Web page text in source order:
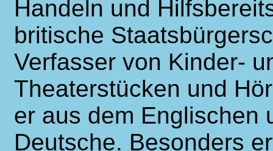
Handeln und
britische
Verfasser von Kinder-
Theaterstücken und
er aus dem Englischen
Deutsche. Besonders